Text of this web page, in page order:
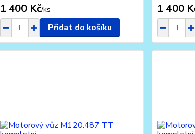
1 400 Kč/ks
Přidat do košíku
1 400